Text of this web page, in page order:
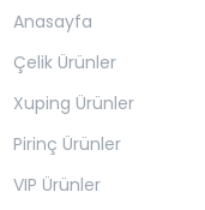
Anasayfa
Çelik Ürünler
Xuping Ürünler
Pirinç Ürünler
VIP Ürünler